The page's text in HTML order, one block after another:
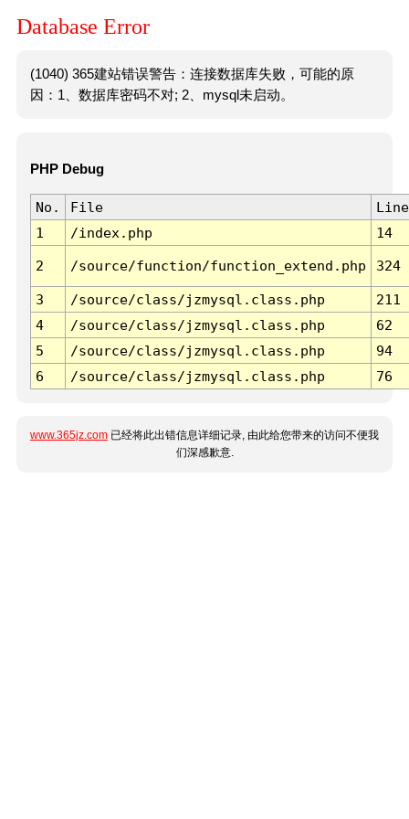
Database Error
(1040) 365建站错误警告：连接数据库失败，可能的原
因：1、数据库密码不对; 2、mysql未启动。
PHP Debug
No. File
Line
1
/index.php 14
2 /source/function/function_extend.php 324
3 /source/class/jzmysql.class.php
211
4
/source/class/jzmysql.class.php
62
5
/source/class/jzmysql.class.php
94
6
/source/class/jzmysql.class.php 76
www.365jz.com 已经将此出错信息详细记录, 由此给您带来的访问不便我
们深感歉意.